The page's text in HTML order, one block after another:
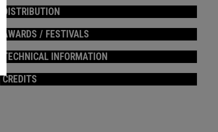
DISTRIBUTION
AWARDS / FESTIVALS
TECHNICAL INFORMATION
CREDITS